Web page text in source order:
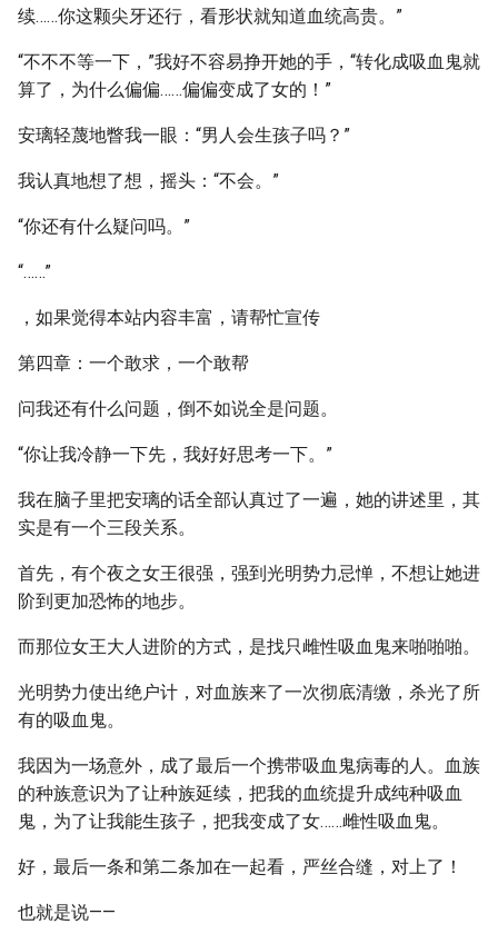
续……你这颗尖牙还行，看形状就知道血统高贵。”
“不不不等一下，”我好不容易挣开她的手，“转化成吸血鬼就
算了，为什么偏偏……偏偏变成了女的！”
安璃轻蔑地瞥我一眼：“男人会生孩子吗？”
我认真地想了想，摇头：“不会。”
“你还有什么疑问吗。”
“……”
，如果觉得本站内容丰富，请帮忙宣传
第四章：一个敢求，一个敢帮
问我还有什么问题，倒不如说全是问题。
“你让我冷静一下先，我好好思考一下。”
我在脑子里把安璃的话全部认真过了一遍，她的讲述里，其
实是有一个三段关系。
首先，有个夜之女王很强，强到光明势力忌惮，不想让她进
阶到更加恐怖的地步。
而那位女王大人进阶的方式，是找只雌性吸血鬼来啪啪啪。
光明势力使出绝户计，对血族来了一次彻底清缴，杀光了所
有的吸血鬼。
我因为一场意外，成了最后一个携带吸血鬼病毒的人。血族
的种族意识为了让种族延续，把我的血统提升成纯种吸血
鬼，为了让我能生孩子，把我变成了女……雌性吸血鬼。
好，最后一条和第二条加在一起看，严丝合缝，对上了！
也就是说——